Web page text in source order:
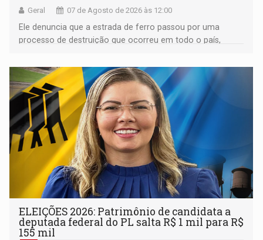
Geral 07 de Agosto de 2026 às 12:00
Ele denuncia que a estrada de ferro passou por uma
processo de destruição que ocorreu em todo o país,
ELEIÇÕES 2026: Patrimônio de candidata a
deputada federal do PL salta R$ 1 mil para R$
155 mil